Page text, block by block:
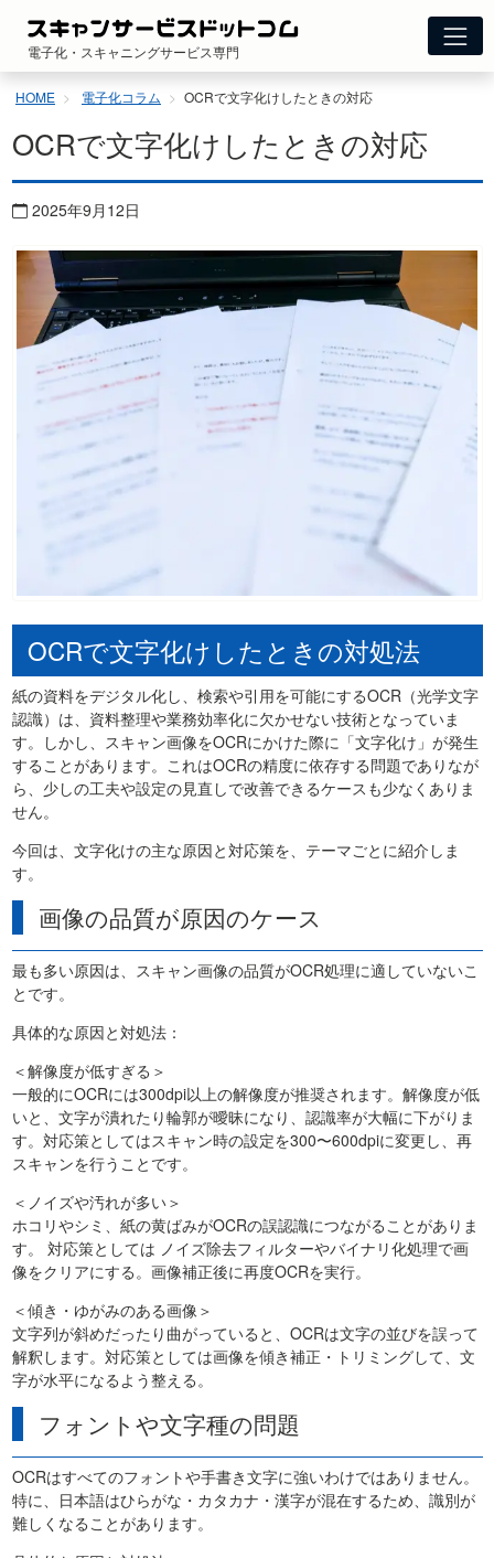
ス
プ
電子化・スキャニングサービス専門
HOME 電子化コラム OCRで文字化けしたときの対応
OCRで文字化けしたときの対応
2025年9月12日
OCRで文字化けしたときの対処法
紙の資料をデジタル化し、検索や引用を可能にするOCR（光学文字
認識）は、資料整理や業務効率化に欠かせない技術となっていま
す。しかし、スキャン画像をOCRにかけた際に「文字化け」が発生
することがあります。これはOCRの精度に依存する問題でありなが
ら、少しの工夫や設定の見直しで改善できるケースも少なくありま
せん。
今回は、文字化けの主な原因と対応策を、テーマごとに紹介しま
す。
画像の品質が原因のケース
最も多い原因は、スキャン画像の品質がOCR処理に適していないこ
とです。
具体的な原因と対処法：
＜解像度が低すぎる＞
一般的にOCRには300dpi以上の解像度が推奨されます。解像度が低
いと、文字が潰れたり輪郭が曖昧になり、認識率が大幅に下がりま
す。対応策としてはスキャン時の設定を300〜600dpiに変更し、再
スキャンを行うことです。
＜ノイズや汚れが多い＞
ホコリやシミ、紙の黄ばみがOCRの誤認識につながることがありま
す。 対応策としては ノイズ除去フィルターやバイナリ化処理で画
像をクリアにする。画像補正後に再度OCRを実行。
＜傾き・ゆがみのある画像＞
文字列が斜めだったり曲がっていると、OCRは文字の並びを誤って
解釈します。対応策としては画像を傾き補正・トリミングして、文
字が水平になるよう整える。
フォントや文字種の問題
OCRはすべてのフォントや手書き文字に強いわけではありません。
特に、日本語はひらがな・カタカナ・漢字が混在するため、識別が
難しくなることがあります。